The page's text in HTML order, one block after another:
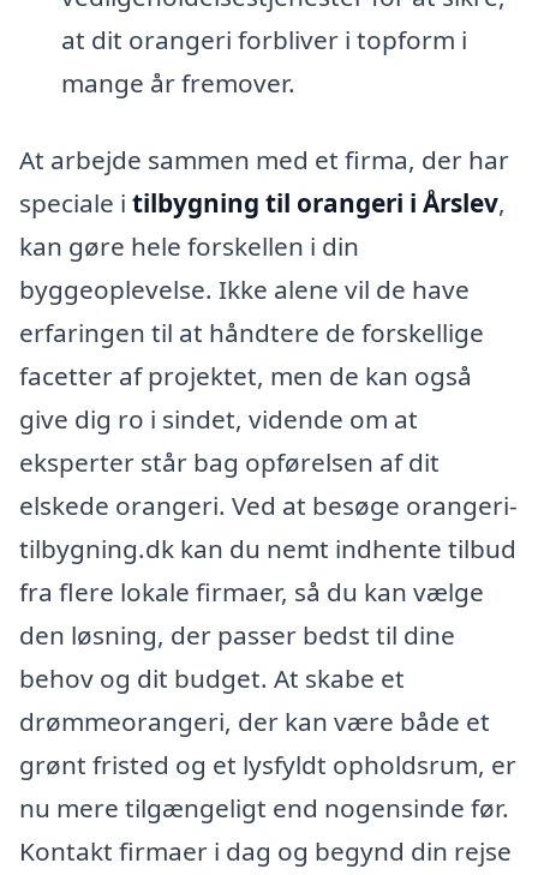
at dit orangeri forbliver i topform i
mange år fremover.
At arbejde sammen med et firma, der har
speciale i tilbygning til orangeri i Årslev,
kan gøre hele forskellen i din
byggeoplevelse. Ikke alene vil de have
erfaringen til at håndtere de forskellige
facetter af projektet, men de kan også
give dig ro i sindet, vidende om at
eksperter står bag opførelsen af dit
elskede orangeri. Ved at besøge orangeri-
tilbygning.dk kan du nemt indhente tilbud
fra flere lokale firmaer, så du kan vælge
den løsning, der passer bedst til dine
behov og dit budget. At skabe et
drømmeorangeri, der kan være både et
grønt fristed og et lysfyldt opholdsrum, er
nu mere tilgængeligt end nogensinde før.
Kontakt firmaer i dag og begynd din rejse